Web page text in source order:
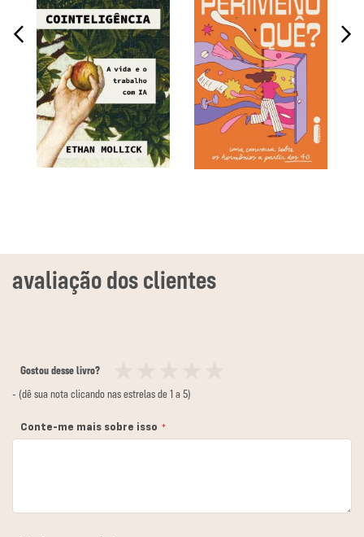
Gostou desse livro?
12
3
4
5
- (dê sua nota clicando nas estrelas de 1 a 5)
Conte-me mais sobre isso